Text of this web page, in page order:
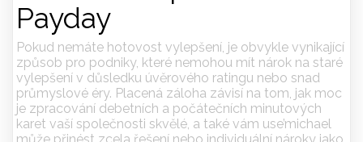
Payday
Pokud nemáte hotovost vylepšení, je obvykle vynikající
způsob pro podniky, které nemohou mít nárok na staré
vylepšení v důsledku úvěrového ratingu nebo snad
průmyslové éry. Placená záloha závisí na tom, jak moc
je zpracování debetních a počátečních minutových
karet vaší společnosti skvělé, a také vám use’michael